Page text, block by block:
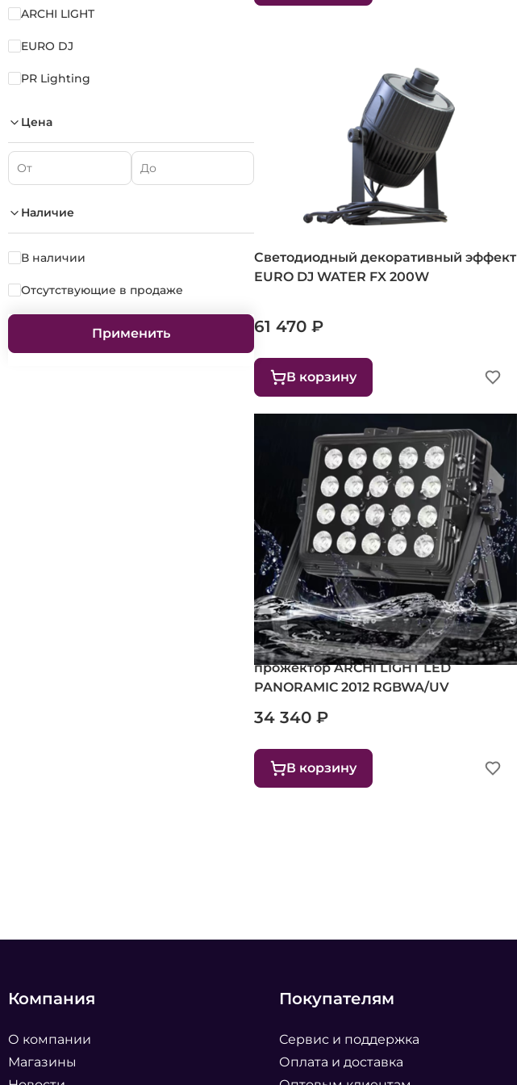
ARCHI LIGHT
EURO DJ
PR Lighting
Цена
Наличие
В наличии
Отсутствующие в продаже
Применить
Светодиодный декоративный эффект
EURO DJ WATER FX 200W
61 470 ₽
В корзину
Всепогодный светодиодный
прожектор ARCHI LIGHT LED
PANORAMIC 2012 RGBWA/UV
34 340 ₽
В корзину
Компания
О компании
Магазины
Покупателям
Сервис и поддержка
Оплата и доставка